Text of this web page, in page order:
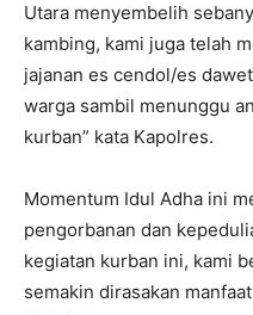
Utara menyembelih
kambing, kami juga telah
jajanan es cendol/es
warga sambil menunggu
kurban” kata Kapolres.
Momentum Idul Adha ini
pengorbanan dan
kegiatan kurban ini, kami
semakin dirasakan